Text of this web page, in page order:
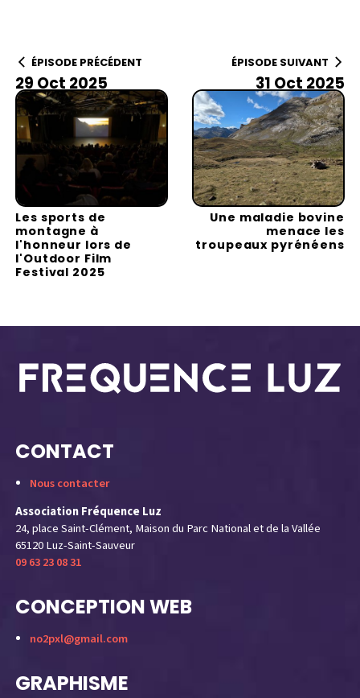
ÉPISODE PRÉCÉDENT
29 Oct 2025
Les sports de
montagne à
l'honneur lors de
l'Outdoor Film
Festival 2025
ÉPISODE SUIVANT
31 Oct 2025
Une maladie bovine
menace les
troupeaux pyrénéens
CONTACT
Nous contacter
Association Fréquence Luz
24, place Saint-Clément, Maison du Parc National et de la Vallée
65120 Luz-Saint-Sauveur
09 63 23 08 31
CONCEPTION WEB
no2pxl@gmail.com
GRAPHISME